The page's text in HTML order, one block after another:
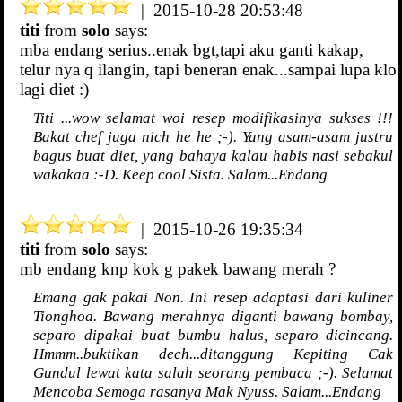
| 2015-10-28 20:53:48
titi from solo says:
mba endang serius..enak bgt,tapi aku ganti kakap,
telur nya q ilangin, tapi beneran enak...sampai lupa klo
lagi diet :)
Titi ...wow selamat woi resep modifikasinya sukses !!!
Bakat chef juga nich he he ;-). Yang asam-asam justru
bagus buat diet, yang bahaya kalau habis nasi sebakul
wakakaa :-D. Keep cool Sista. Salam...Endang
| 2015-10-26 19:35:34
titi from solo says:
mb endang knp kok g pakek bawang merah ?
Emang gak pakai Non. Ini resep adaptasi dari kuliner
Tionghoa. Bawang merahnya diganti bawang bombay,
separo dipakai buat bumbu halus, separo dicincang.
Hmmm..buktikan dech...ditanggung Kepiting Cak
Gundul lewat kata salah seorang pembaca ;-). Selamat
Mencoba Semoga rasanya Mak Nyuss. Salam...Endang